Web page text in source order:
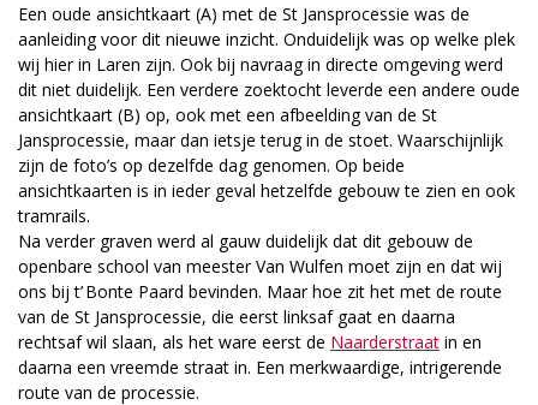
Een oude ansichtkaart (A) met de St Jansprocessie was de
aanleiding voor dit nieuwe inzicht. Onduidelijk was op welke plek
wij hier in Laren zijn. Ook bij navraag in directe omgeving werd
dit niet duidelijk. Een verdere zoektocht leverde een andere oude
ansichtkaart (B) op, ook met een afbeelding van de St
Jansprocessie, maar dan ietsje terug in de stoet. Waarschijnlijk
zijn de foto’s op dezelfde dag genomen. Op beide
ansichtkaarten is in ieder geval hetzelfde gebouw te zien en ook
tramrails.
Na verder graven werd al gauw duidelijk dat dit gebouw de
openbare school van meester Van Wulfen moet zijn en dat wij
ons bij t’ Bonte Paard bevinden. Maar hoe zit het met de route
van de St Jansprocessie, die eerst linksaf gaat en daarna
rechtsaf wil slaan, als het ware eerst de Naarderstraat in en
daarna een vreemde straat in. Een merkwaardige, intrigerende
route van de processie.